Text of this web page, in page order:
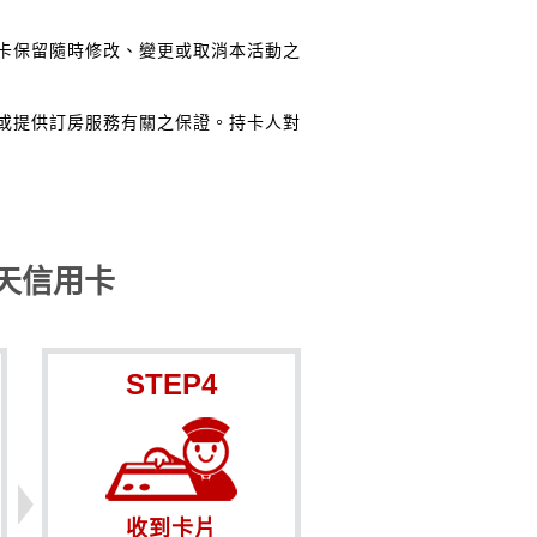
保留隨時修改、變更或取消本活動之
提供訂房服務有關之保證。持卡人對
信用卡
STEP4
收到卡片